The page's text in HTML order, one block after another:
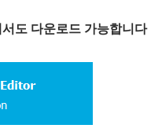
도 다운로드 가능합니다